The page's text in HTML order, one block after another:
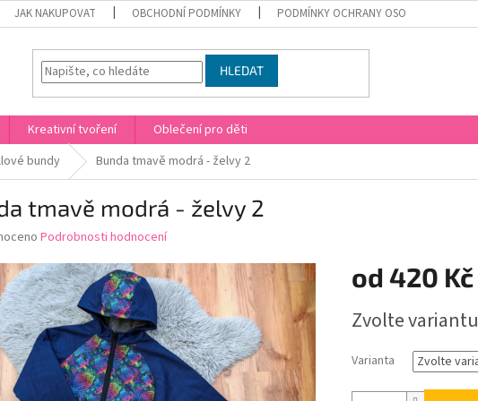
JAK NAKUPOVAT OBCHODNÍ PODMÍNKY PODMÍNKY OCHRANY OSOBNÍCH ÚDAJŮ
HLEDAT
Kreativní tvoření
Oblečení pro děti
bundy Bunda tmavě modrá - želvy 2
tmavě modrá - želvy 2
Podrobnosti hodnocení
od 420 Kč
cena:
Zvolte variantu
Varianta